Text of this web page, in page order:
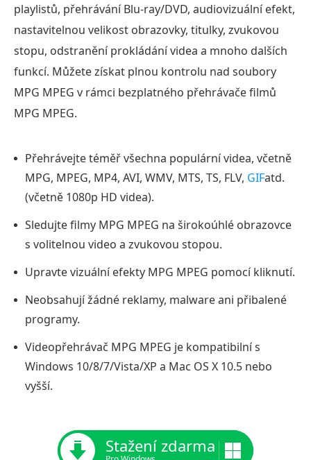
playlistů, přehrávání Blu-ray/DVD, audiovizuální efekt,
nastavitelnou velikost obrazovky, titulky, zvukovou
stopu, odstranění prokládání videa a mnoho dalších
funkcí. Můžete získat plnou kontrolu nad soubory
MPG MPEG v rámci bezplatného přehrávače filmů
MPG MPEG.
Přehrávejte téměř všechna populární videa, včetně
MPG, MPEG, MP4, AVI, WMV, MTS, TS, FLV, GIFatd.
(včetně 1080p HD videa).
Sledujte filmy MPG MPEG na širokoúhlé obrazovce
s volitelnou video a zvukovou stopou.
Upravte vizuální efekty MPG MPEG pomocí kliknutí.
Neobsahují žádné reklamy, malware ani přibalené
programy.
Videopřehrávač MPG MPEG je kompatibilní s
Windows 10/8/7/Vista/XP a Mac OS X 10.5 nebo
vyšší.
Stažení zdarma